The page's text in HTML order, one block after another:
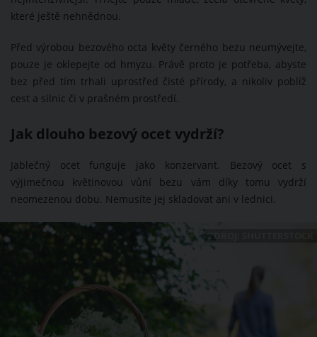
které ještě nehnědnou.
Před výrobou bezového octa květy černého bezu neumývejte,
pouze je oklepejte od hmyzu. Právě proto je potřeba, abyste
bez před tím trhali uprostřed čisté přírody, a nikoliv poblíž
cest a silnic či v prašném prostředí.
Jak dlouho bezový ocet vydrží?
Jablečný ocet funguje jako konzervant. Bezový ocet s
výjimečnou květinovou vůní bezu vám díky tomu vydrží
neomezenou dobu. Nemusíte jej skladovat ani v lednici.
ZDROJ: SHUTTERSTOCK